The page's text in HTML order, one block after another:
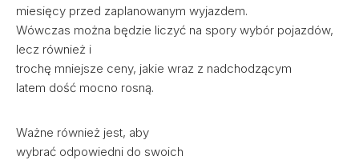
miesięcy przed zaplanowanym wyjazdem.
Wówczas można będzie liczyć na spory wybór pojazdów,
lecz również i
trochę mniejsze ceny, jakie wraz z nadchodzącym
latem dość mocno rosną.
Ważne również jest, aby
wybrać odpowiedni do swoich